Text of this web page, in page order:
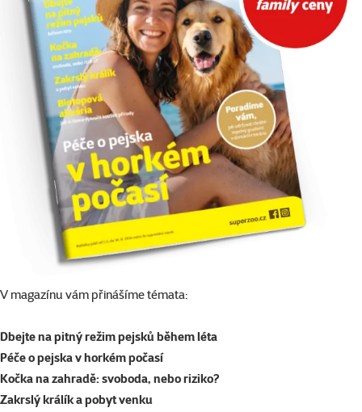
V magazínu vám přinášíme témata:
Dbejte na pitný režim pejsků během léta
Péče o pejska v horkém počasí
Kočka na zahradě: svoboda, nebo riziko?
Zakrslý králík a pobyt venku